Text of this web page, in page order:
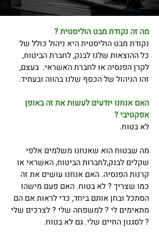
מה זה נקודת מבט הוליסטית ?
נקודת מבט הוליסטית היא ניהול כולל של
כל ההוצאות שלנו לבנק, לחברת הביטוח,
לקרן הפנסיה או לחברת האשראי. בעצם,
זהו הניהול של הכסף שלנו בהווה ובעתיד.
האם אנחנו יודעים לעשות את זה באופן
אפקטיבי ?
לא בטוח.
מה שבטוח הוא שאנחנו משלמים אלפי
שקלים לבנק,לחברות הביטוח, האשראי או
קרנות הפנסיה. האם אנחנו עושים את זה
כמו שצריך ? לא בטוח. האם פעם מישהו
הסתכל ובחן אותם ביחד, כדי לראות אם הם
מתאימים לי ? למשפחה שלי ? לצרכים שלי
? לסגנון החיים שלי. גם לא בטוח.